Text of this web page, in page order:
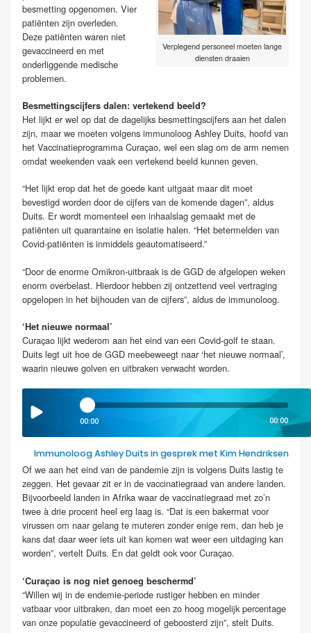
Verplegend personeel moeten lange
diensten draaien
besmetting opgenomen. Vier
patiënten zijn overleden.
Deze patiënten waren niet
gevaccineerd en met
onderliggende medische
problemen.
Besmettingscijfers dalen: vertekend beeld?
Het lijkt er wel op dat de dagelijks besmettingscijfers aan het dalen
zijn, maar we moeten volgens immunoloog Ashley Duits, hoofd van
het Vaccinatieprogramma Curaçao, wel een slag om de arm nemen
omdat weekenden vaak een vertekend beeld kunnen geven.
“Het lijkt erop dat het de goede kant uitgaat maar dit moet
bevestigd worden door de cijfers van de komende dagen”, aldus
Duits. Er wordt momenteel een inhaalslag gemaakt met de
patiënten uit quarantaine en isolatie halen. “Het betermelden van
Covid-patiënten is inmiddels geautomatiseerd.”
“Door de enorme Omikron-uitbraak is de GGD de afgelopen weken
enorm overbelast. Hierdoor hebben zij ontzettend veel vertraging
opgelopen in het bijhouden van de cijfers”, aldus de immunoloog.
‘Het nieuwe normaal’
Curaçao lijkt wederom aan het eind van een Covid-golf te staan.
Duits legt uit hoe de GGD meebeweegt naar ‘het nieuwe normaal’,
waarin nieuwe golven en uitbraken verwacht worden.
00:00 00:00
Immunoloog Ashley Duits in gesprek met Kim Hendriksen
Of we aan het eind van de pandemie zijn is volgens Duits lastig te
zeggen. Het gevaar zit er in de vaccinatiegraad van andere landen.
Bijvoorbeeld landen in Afrika waar de vaccinatiegraad met zo’n
twee à drie procent heel erg laag is. “Dat is een bakermat voor
virussen om naar gelang te muteren zonder enige rem, dan heb je
kans dat daar weer iets uit kan komen wat weer een uitdaging kan
worden”, vertelt Duits. En dat geldt ook voor Curaçao.
‘Curaçao is nog niet genoeg beschermd’
“Willen wij in de endemie-periode rustiger hebben en minder
vatbaar voor uitbraken, dan moet een zo hoog mogelijk percentage
van onze populatie gevaccineerd of geboosterd zijn”, stelt Duits.